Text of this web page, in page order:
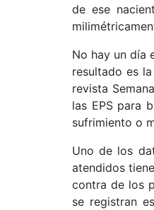
de ese
No hay un día
resultado es
revista
las EPS para
sufrimiento o
Uno de los
atendidos
contra de los
se registran